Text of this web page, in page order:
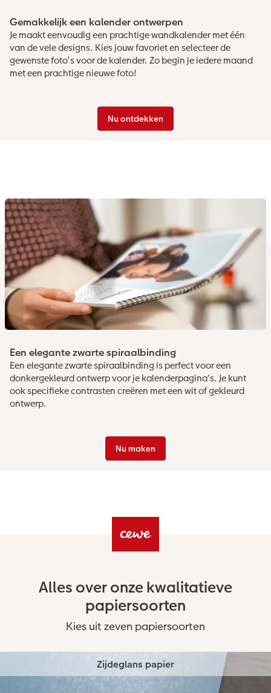
Gemakkelijk een kalender ontwerpen
Je maakt eenvoudig een prachtige wandkalender met één
van de vele designs. Kies jouw favoriet en selecteer de
gewenste foto’s voor de kalender. Zo begin je iedere maand
met een prachtige nieuwe foto!
Nu ontdekken
Een elegante zwarte spiraalbinding
Een elegante zwarte spiraalbinding is perfect voor een
donkergekleurd ontwerp voor je kalenderpagina's. Je kunt
ook specifieke contrasten creëren met een wit of gekleurd
ontwerp.
Nu maken
Alles over onze kwalitatieve
papiersoorten
Kies uit zeven papiersoorten